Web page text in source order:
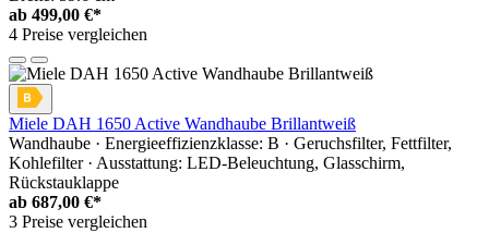
ab 499,00 €*
4 Preise vergleichen
Miele DAH 1650 Active Wandhaube Brillantweiß
Wandhaube · Energieeffizienzklasse: B · Geruchsfilter, Fettfilter,
Kohlefilter · Ausstattung: LED-Beleuchtung, Glasschirm,
Rückstauklappe
ab 687,00 €*
3 Preise vergleichen